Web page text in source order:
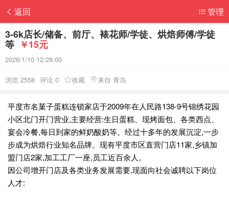
返回 管理
3-6k店长/储备、前厅、裱花师/学徒、烘焙师傅/学徒
等 ￥15元
2026/1/10 12:28:00
浏览 2558 评论 0 收藏 来自 青岛
平度市名菓子蛋糕连锁家店于2009年在人民路138-9号锦绣花园
小区北门开门营业,主要经营:生日蛋糕、现烤面包、各类西点、
宴会冷餐,每日到家的鲜奶酸奶等。经过十多年的发展沉淀,一步
步成为烘焙行业知名品牌。现有平度市区直营门店11家,乡镇加
盟门店2家,加工工厂一座,员工近百余人。
因公司增开门店及各类业务发展需要,现面向社会诚聘以下岗位
人才: